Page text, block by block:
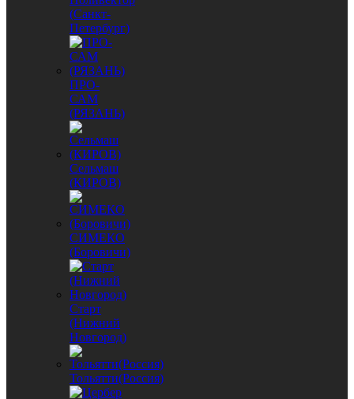
(Санкт-
Петербург)
ПРО-
САМ
(РЯЗАНЬ)
Сельмаш
(КИРОВ)
СИМЕКО
(Боровичи)
Старт
(Нижний
Новгород)
Тольятти(Россия)